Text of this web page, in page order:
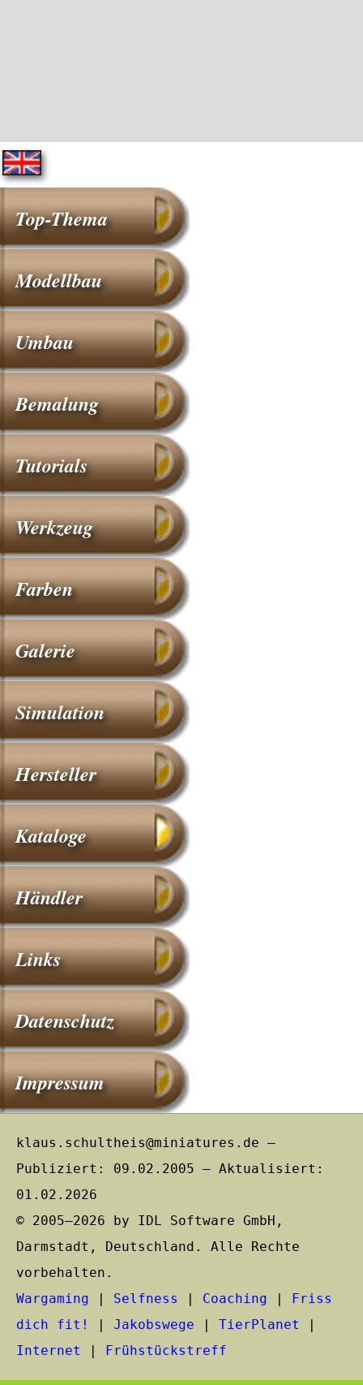
Top-Thema
Modellbau
Umbau
Bemalung
Tutorials
Werkzeug
Farben
Galerie
Simulation
Hersteller
Kataloge
Händler
Links
Datenschutz
Impressum
klaus.schultheis@miniatures.de –
Publiziert: 09.02.2005 – Aktualisiert:
01.02.2026
© 2005–2026 by IDL Software GmbH,
Darmstadt, Deutschland. Alle Rechte
vorbehalten.
Wargaming | Selfness | Coaching | Friss
dich fit!
| Jakobswege | TierPlanet
|
Internet
| Frühstückstreff